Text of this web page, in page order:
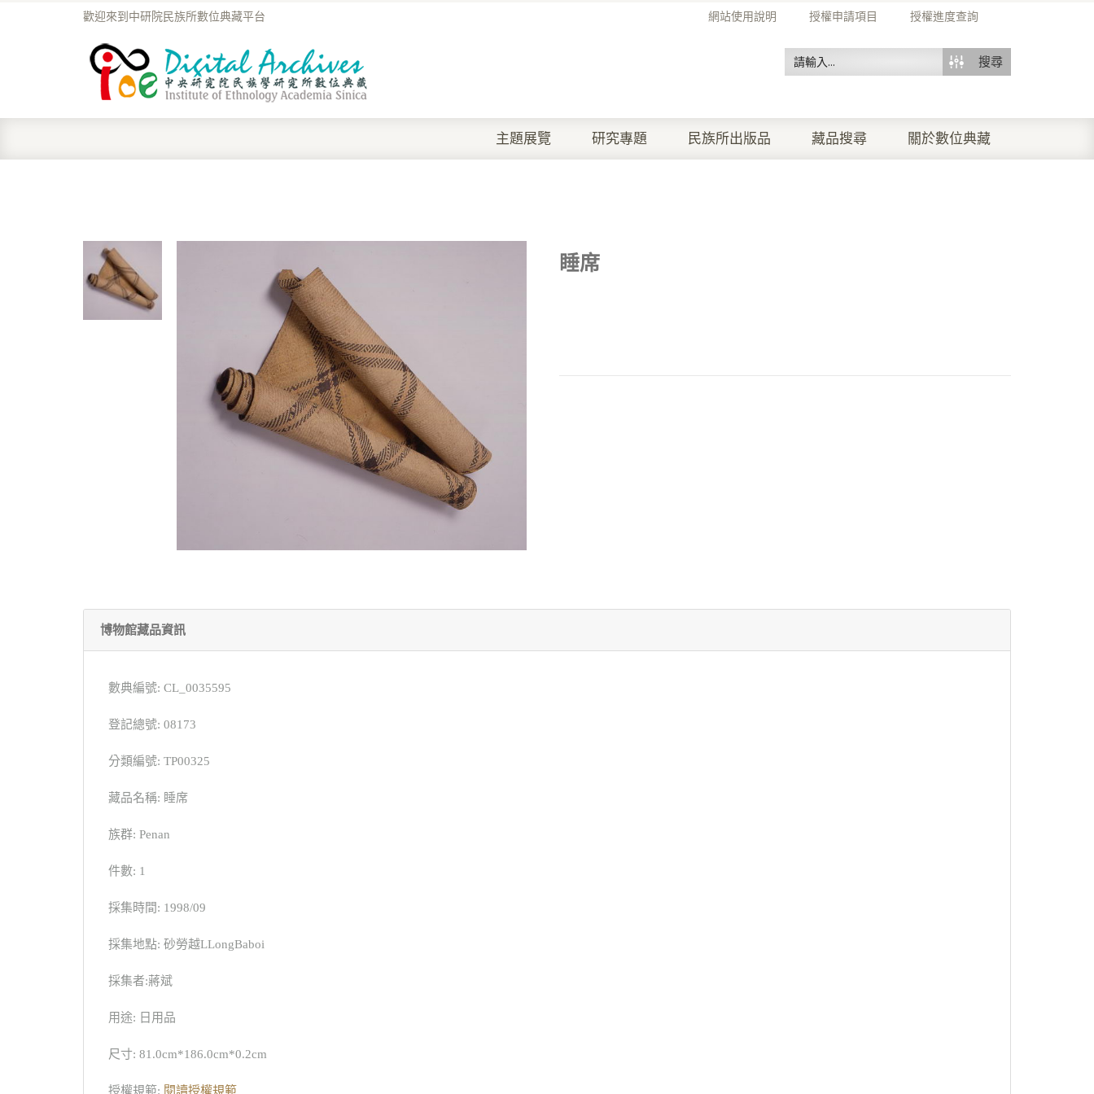
網站使用說明 授權申請項目 授權進度查詢
歡迎來到中研院民族所數位典藏平台
搜尋
主題展覽 研究專題 民族所出版品 藏品搜尋 關於數位典藏
睡席
博物館藏品資訊
數典編號: CL_0035595
登記總號: 08173
分類編號: TP00325
藏品名稱: 睡席
族群: Penan
件數: 1
採集時間: 1998/09
採集地點: 砂勞越LLongBaboi
採集者:蔣斌
用途: 日用品
尺寸: 81.0cm*186.0cm*0.2cm
授權規範: 閱讀授權規範